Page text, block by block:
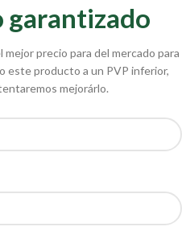
garantizado
precio para del mercado para
este producto a un PVP inferior,
mejorárlo.